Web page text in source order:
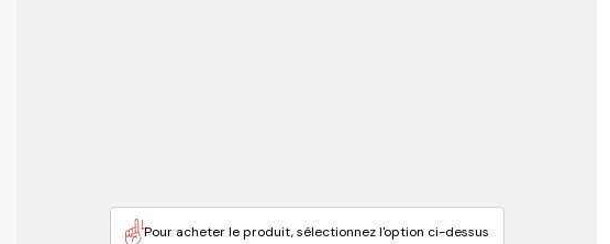
Pour acheter le produit, sélectionnez l'option ci-dessus